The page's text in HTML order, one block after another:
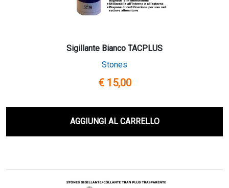
Sigillante Bianco TACPLUS
Stones
€ 15,00
AGGIUNGI AL CARRELLO